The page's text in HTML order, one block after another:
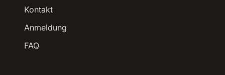
Kontakt
Anmeldung
FAQ